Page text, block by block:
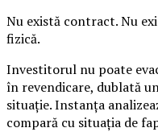
Nu există contract. Nu
fizică.
Investitorul nu poate
în revendicare, dublată
situație. Instanța
compară cu situația de